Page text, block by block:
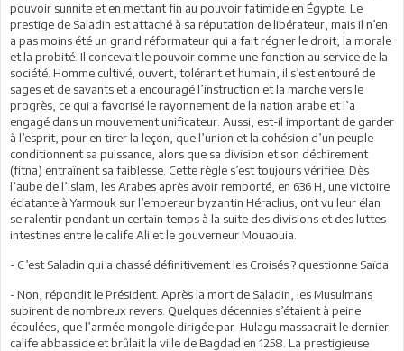
pouvoir sunnite et en mettant fin au pouvoir fatimide en Égypte. Le
prestige de Saladin est attaché à sa réputation de libérateur, mais il n’en
a pas moins été un grand réformateur qui a fait régner le droit, la morale
et la probité. Il concevait le pouvoir comme une fonction au service de la
société. Homme cultivé, ouvert, tolérant et humain, il s’est entouré de
sages et de savants et a encouragé l’instruction et la marche vers le
progrès, ce qui a favorisé le rayonnement de la nation arabe et l’a
engagé dans un mouvement unificateur. Aussi, est-il important de garder
à l’esprit, pour en tirer la leçon, que l’union et la cohésion d’un peuple
conditionnent sa puissance, alors que sa division et son déchirement
(fitna) entraînent sa faiblesse. Cette règle s’est toujours vérifiée. Dès
l’aube de l’Islam, les Arabes après avoir remporté, en 636 H, une victoire
éclatante à Yarmouk sur l’empereur byzantin Héraclius, ont vu leur élan
se ralentir pendant un certain temps à la suite des divisions et des luttes
intestines entre le calife Ali et le gouverneur Mouaouia.
- C’est Saladin qui a chassé définitivement les Croisés ? questionne Saïda
- Non, répondit le Président. Après la mort de Saladin, les Musulmans
subirent de nombreux revers. Quelques décennies s’étaient à peine
écoulées, que l’armée mongole dirigée par Hulagu massacrait le dernier
calife abbasside et brûlait la ville de Bagdad en 1258. La prestigieuse